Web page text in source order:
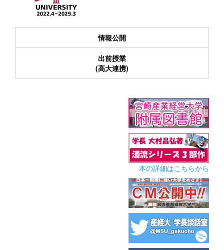
情報公開
出前授業
(高大連携)
本の詳細はこちらから